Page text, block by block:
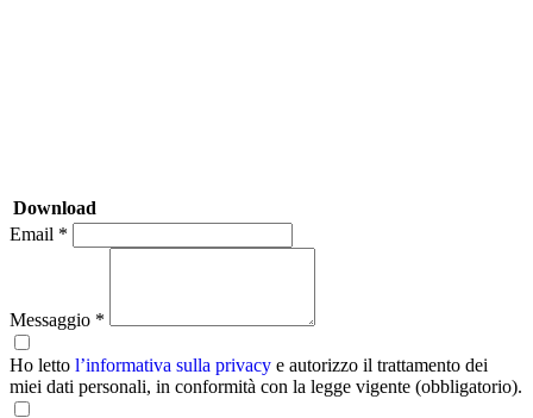
Download
Email *
Messaggio *
Ho letto l’informativa sulla privacy e autorizzo il trattamento dei
miei dati personali, in conformità con la legge vigente (obbligatorio).